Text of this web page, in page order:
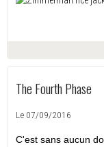
The Fourth Phase
Le 07/09/2016
C'est sans aucun